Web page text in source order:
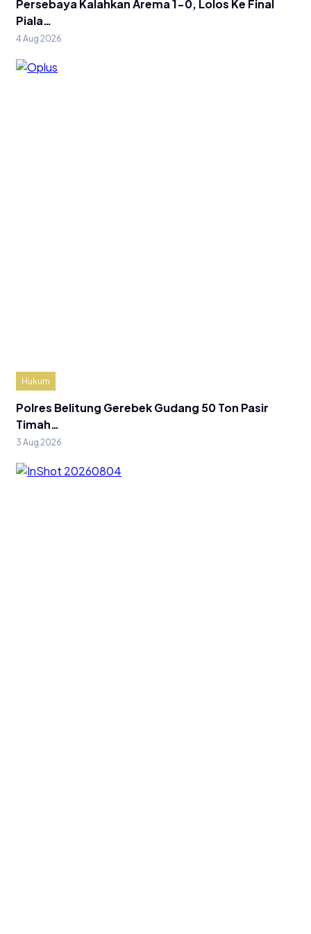
Persebaya Kalahkan Arema 1-0, Lolos Ke Final
Piala…
4 Aug 2026
Hukum
Polres Belitung Gerebek Gudang 50 Ton Pasir
Timah…
3 Aug 2026